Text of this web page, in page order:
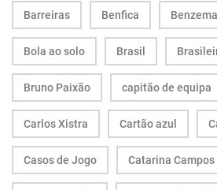
Barreiras Benfica Benzema
Bola ao solo Brasil
Bruno Paixão capitão de equipa
Carlos Xistra Cartão azul
Casos de Jogo Catarina Campos